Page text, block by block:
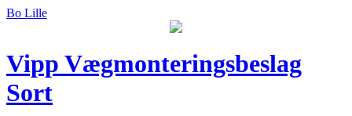
Bo Lille
Vipp Vægmonteringsbeslag
Sort